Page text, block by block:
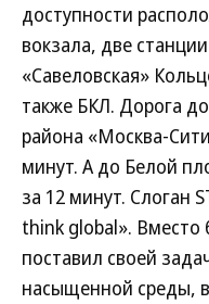
доступности
вокзала, две
«Савеловская»
также БКЛ. Дорога
района «Москва-
минут. А до Белой
за 12 минут. Слоган
think global». Вместо
поставил своей
насыщенной среды,